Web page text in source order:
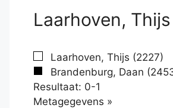
Laarhoven,
Laarhoven, Thijs (2227)
Brandenburg, Daan
Resultaat: 0-1
Metagegevens »